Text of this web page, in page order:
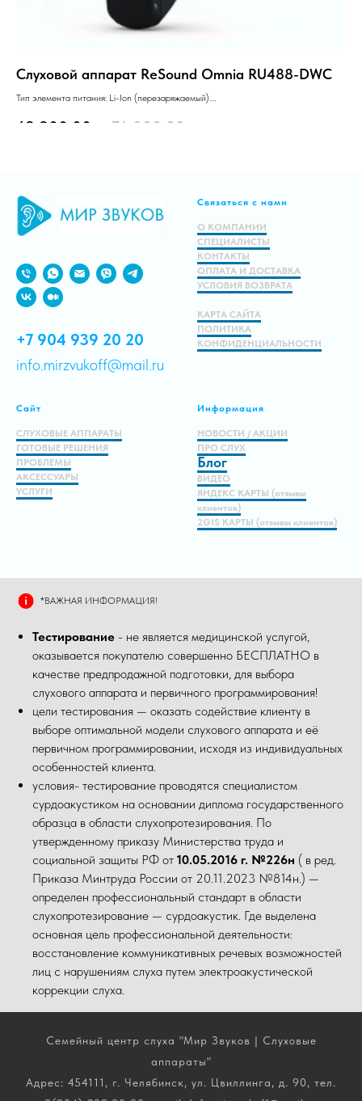
Слуховой аппарат ReSound Omnia RU488-DWС
Тип элемента питания: Li-Ion (перезаряжаемый).
69 900.00 76 000.00
В корзину
+7 904 939 20 20
info.mirzvukoff@mail.ru
Связаться с нами
О КОМПАНИИ
СПЕЦИАЛИСТЫ
КОНТАКТЫ
ОПЛАТА И ДОСТАВКА
УСЛОВИЯ ВОЗВРАТА
КАРТА САЙТА
ПОЛИТИКА
КОНФИДЕНЦИАЛЬНОСТИ
Сайт
СЛУХОВЫЕ АППАРАТЫ
ГОТОВЫЕ РЕШЕНИЯ
ПРОБЛЕМЫ
АКСЕССУАРЫ
УСЛУГИ
Информация
НОВОСТИ / АКЦИИ
ПРО СЛУХ
Блог
ВИДЕО
ЯНДЕКС КАРТЫ (отзывы
клиентов)
2GIS КАРТЫ (отзывы клиентов)
*ВАЖНАЯ ИНФОРМАЦИЯ!
Тестирование - не является медицинской услугой,
оказывается покупателю совершенно БЕСПЛАТНО в
качестве предпродажной подготовки, для выбора
слухового аппарата и первичного программирования!
цели тестирования — оказать содействие клиенту в
выборе оптимальной модели слухового аппарата и её
первичном программировании, исходя из индивидуальных
особенностей клиента.
условия- тестирование проводятся специалистом
сурдоакустиком на основании диплома государственного
образца в области слухопротезирования. По
утвержденному приказу Министерства труда и
социальной защиты РФ от 10.05.2016 г. №226н ( в ред.
Приказа Минтруда России от 20.11.2023 №814н.) —
определен профессиональный стандарт в области
слухопротезирование — сурдоакустик. Где выделена
основная цель профессиональной деятельности:
восстановление коммуникативных речевых возможностей
лиц с нарушениям слуха путем электроакустической
коррекции слуха.
Семейный центр слуха "Мир Звуков | Слуховые
аппараты"
Адрес: 454111, г. Челябинск, ул. Цвиллинга, д. 90, тел.